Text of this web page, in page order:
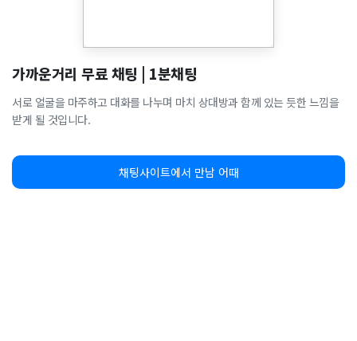
가까운거리 무료 채팅 | 1분채팅
서로 얼굴을 마주하고 대화를 나누며 마치 상대방과 함께 있는 듯한 느낌을
받게 될 것입니다.
채팅사이트에서 만남 어때